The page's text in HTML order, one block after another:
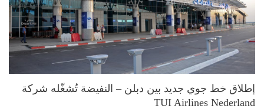
إطلاق خط جوي جديد بين دبلن – النفيضة تُشغّله شركة
TUI Airlines Nederland